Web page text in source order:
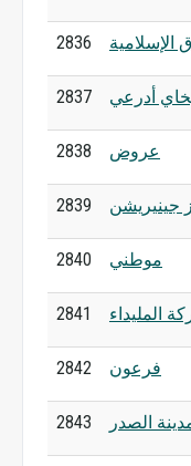
2836 الإسلامية
2837 أدرعي
2838 عروض
2839 جينيريشن
2840 موطني
2841 المليداء
2842 فرعون
2843 الصدر